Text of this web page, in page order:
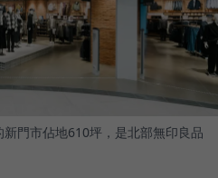
門市佔地610坪，是北部無印良品